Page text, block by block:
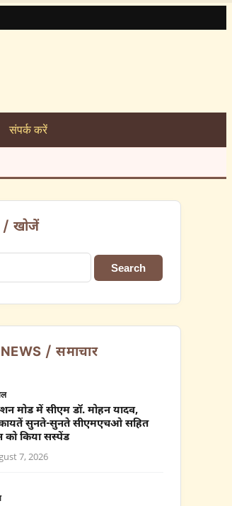
संपर्क करें
/ खोजें
/ समाचार
मोड में सीएम डॉ. मोहन यादव,
सुनते-सुनते सीएमएचओ सहित
को किया सस्पेंड
7, 2026